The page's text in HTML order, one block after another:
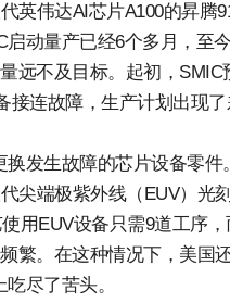
英伟达AI芯片A100的昇
动量产已经6个多月，至
远不及目标。起初，
连故障，生产计划出现了
发生故障的芯片设备零
尖端极紫外线（EUV）光
用EUV设备只需9道工序
繁。在这种情况下，美国
尽了苦头。